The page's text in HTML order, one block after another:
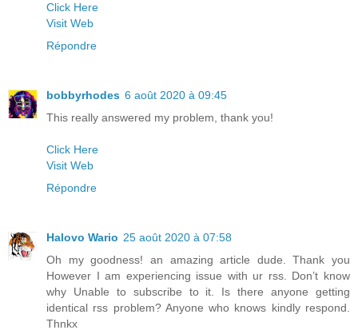
Click Here
Visit Web
Répondre
bobbyrhodes 6 août 2020 à 09:45
This really answered my problem, thank you!
Click Here
Visit Web
Répondre
Halovo Wario 25 août 2020 à 07:58
Oh my goodness! an amazing article dude. Thank you
However I am experiencing issue with ur rss. Don’t know
why Unable to subscribe to it. Is there anyone getting
identical rss problem? Anyone who knows kindly respond.
Thnkx